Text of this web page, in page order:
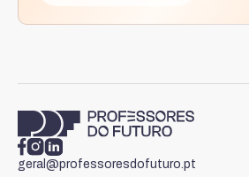
geral@professoresdofuturo.pt